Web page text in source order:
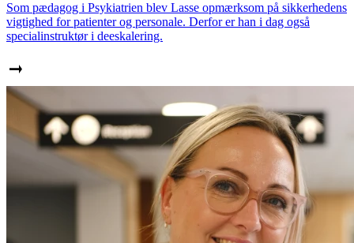
Som pædagog i Psykiatrien blev Lasse opmærksom på sikkerhedens
vigtighed for patienter og personale. Derfor er han i dag også
specialinstruktør i deeskalering.